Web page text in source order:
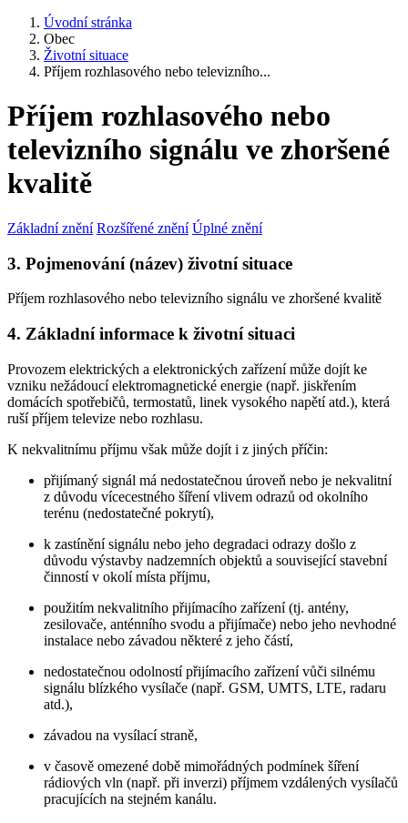
Úvodní stránka
Obec
Životní situace
Příjem rozhlasového nebo televizního...
Příjem rozhlasového nebo
televizního signálu ve zhoršené
kvalitě
Základní znění Rozšířené znění Úplné znění
3. Pojmenování (název) životní situace
Příjem rozhlasového nebo televizního signálu ve zhoršené kvalitě
4. Základní informace k životní situaci
Provozem elektrických a elektronických zařízení může dojít ke
vzniku nežádoucí elektromagnetické energie (např. jiskřením
domácích spotřebičů, termostatů, linek vysokého napětí atd.), která
ruší příjem televize nebo rozhlasu.
K nekvalitnímu příjmu však může dojít i z jiných příčin:
přijímaný signál má nedostatečnou úroveň nebo je nekvalitní
z důvodu vícecestného šíření vlivem odrazů od okolního
terénu (nedostatečné pokrytí),
k zastínění signálu nebo jeho degradaci odrazy došlo z
důvodu výstavby nadzemních objektů a související stavební
činností v okolí místa příjmu,
použitím nekvalitního přijímacího zařízení (tj. antény,
zesilovače, anténního svodu a přijímače) nebo jeho nevhodné
instalace nebo závadou některé z jeho částí,
nedostatečnou odolností přijímacího zařízení vůči silnému
signálu blízkého vysílače (např. GSM, UMTS, LTE, radaru
atd.),
závadou na vysílací straně,
v časově omezené době mimořádných podmínek šíření
rádiových vln (např. při inverzi) příjmem vzdálených vysílačů
pracujících na stejném kanálu.